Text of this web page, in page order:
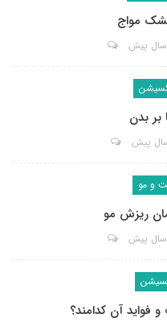
تشک مواج
بر بدن
و مو
ریزش مو
فواید آن کدامند؟